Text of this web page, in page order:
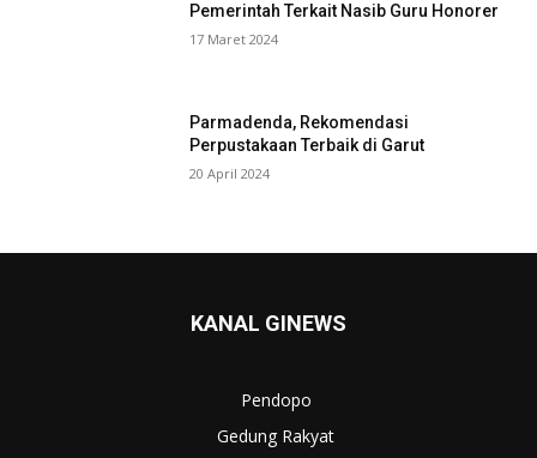
Pemerintah Terkait Nasib Guru Honorer
17 Maret 2024
Parmadenda, Rekomendasi
Perpustakaan Terbaik di Garut
20 April 2024
KANAL GINEWS
Pendopo
Gedung Rakyat